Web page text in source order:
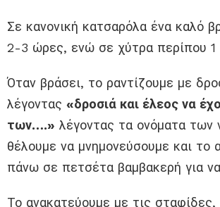
Σε κανονική κατσαρόλα ένα καλό
2-3 ώρες, ενώ σε χύτρα περίπου 1
Όταν βράσει, το ραντίζουμε με
λέγοντας «δροσιά και έλεος να
των….» λέγοντας τα ονόματα των
θέλουμε να μνημονεύσουμε και το
πάνω σε πετσέτα βαμβακερή για
Το ανακατεύουμε με τις σταφίδες,